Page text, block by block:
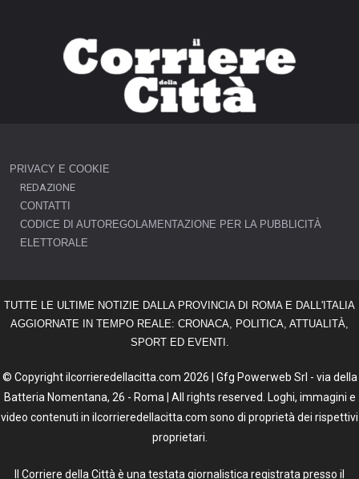
PRIVACY E COOKIE
REDAZIONE
CONTATTI
CODICE DI AUTOREGOLAMENTAZIONE PER LA PUBBLICITÀ
ELETTORALE
TUTTE LE ULTIME NOTIZIE DALLA PROVINCIA DI ROMA E DALL'ITALIA
AGGIORNATE IN TEMPO REALE: CRONACA, POLITICA, ATTUALITÀ,
SPORT ED EVENTI.
© Copyright ilcorrieredellacitta.com 2026 | Gfg Powerweb Srl - via della
Batteria Nomentana, 26 - Roma | All rights reserved. Loghi, immagini e
video contenuti in ilcorrieredellacitta.com sono di proprietà dei rispettivi
proprietari.
Il Corriere della Città è una testata giornalistica registrata presso il